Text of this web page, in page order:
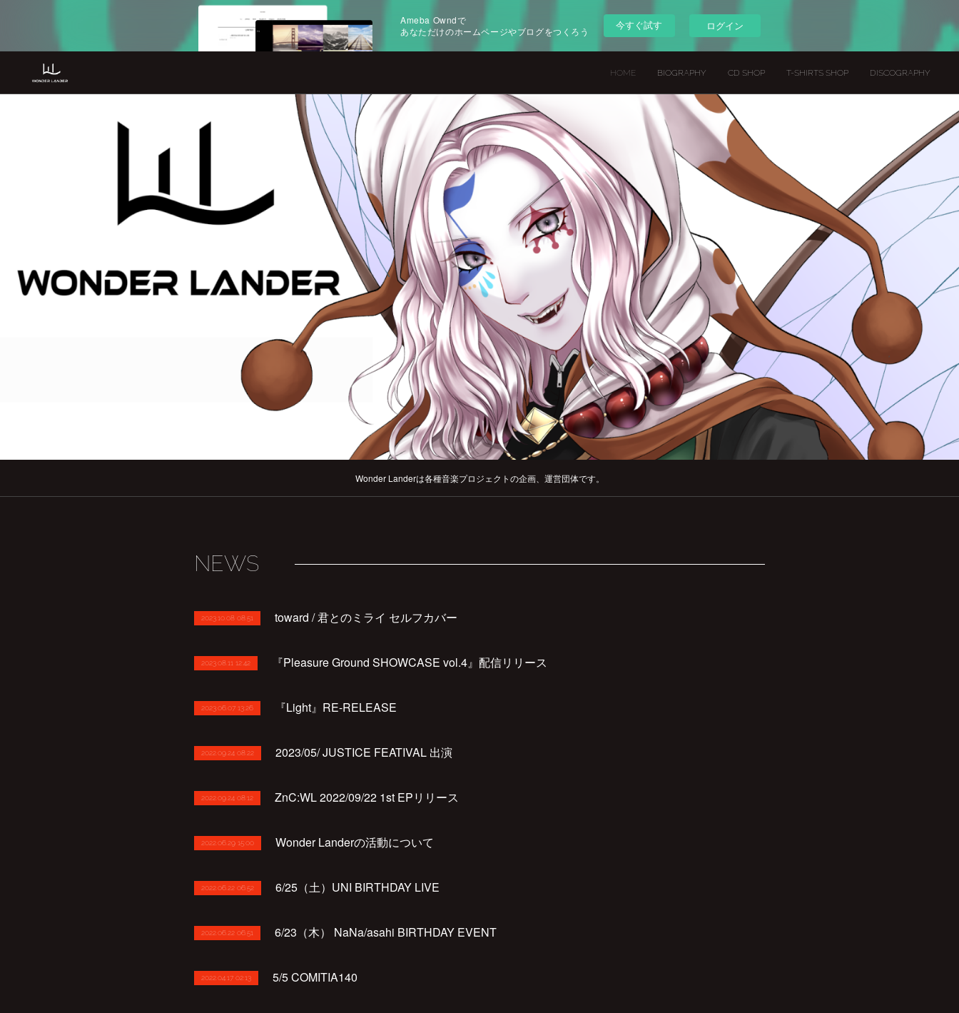
Ameba Owndで
あなただけのホームページやブログをつくろう
今すぐ試す ログイン
HOME BIOGRAPHY CD SHOP T-SHIRTS SHOP DISCOGRAPHY
Wonder Landerは各種音楽プロジェクトの企画、運営団体です。
NEWS
2023.10.08 08:51 toward / 君とのミライ セルフカバー
2023.08.11 12:42 『Pleasure Ground SHOWCASE vol.4』配信リリース
2023.06.07 13:26 『Light』RE-RELEASE
2022.09.24 08:22 2023/05/ JUSTICE FEATIVAL 出演
2022.09.24 08:12 ZnC:WL 2022/09/22 1st EPリリース
2022.06.29 15:00 Wonder Landerの活動について
2022.06.22 06:52 6/25（土）UNI BIRTHDAY LIVE
2022.06.22 06:51 6/23（木） NaNa/asahi BIRTHDAY EVENT
2022.04.17 02:13 5/5 COMITIA140